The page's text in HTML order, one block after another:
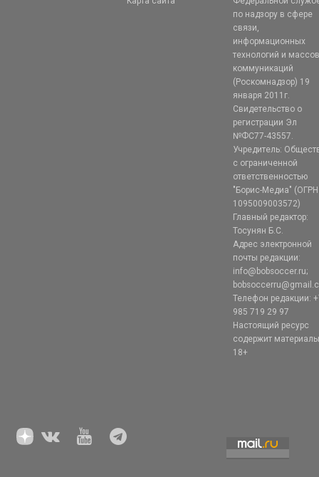
по надзору в сфере
связи,
информационных
технологий и
коммуникаций
(Роскомнадзор) 19
января 2011г.
Свидетельство о
регистрации Эл
№ФС77-43557.
Учредитель:
с ограниченной
ответственностью
"Борис-Медиа" (ОГРН
1095009003572)
Главный редактор:
Тосунян Б.С.
Адрес электронной
почты редакции:
info@bobsoccer.ru;
Телефон редакции:
985 719 29 97
Настоящий ресурс
содержит
18+